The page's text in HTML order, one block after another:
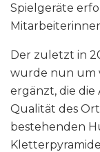
Spielgeräte
Der zuletzt in
wurde nun um
ergänzt, die
Qualität des
bestehenden